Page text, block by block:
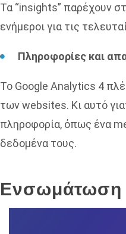
Τα “insights” παρέχουν
ενήμεροι για τις
Πληροφορίες και
Το Google Analytics 4
των websites. Κι αυτό
πληροφορία, όπως ένα
δεδομένα τους.
Ενσωμάτωση